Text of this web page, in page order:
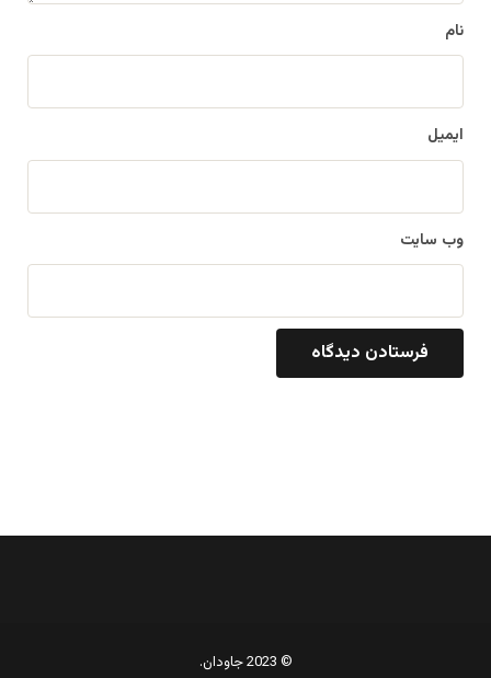
نام
ایمیل
وب‌ سایت
© 2023 جاودان.